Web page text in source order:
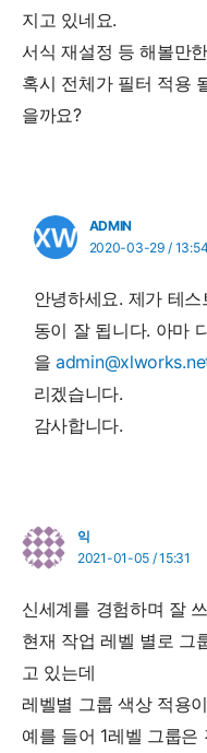
지고 있네요.
서식 재설정 등 해볼만
혹시 전체가 필터 적용
을까요?
ADMIN
2020-03-29 / 13:54
안녕하세요. 제가 테
동이 잘 됩니다. 아마
을
리겠습니다.
감사합니다.
익
2021-01-05 / 15:31
신세계를 경험하며 잘
현재 작업 레벨 별로 그
고 있는데
레벨별 그룹 색상 적용
예를 들어 1레벨 그룹